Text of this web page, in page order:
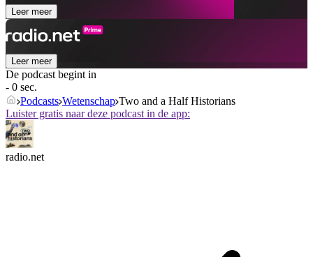
Leer meer
Leer meer
De podcast begint in
- 0 sec.
Podcasts Wetenschap Two and a Half Historians
Luister gratis naar deze podcast in de app:
radio.net